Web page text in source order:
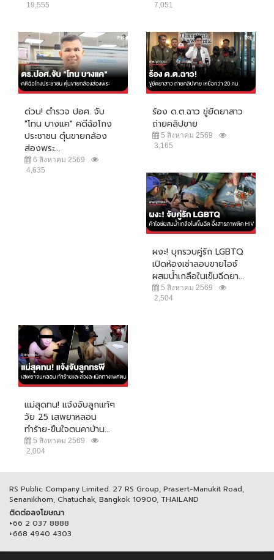
19,555
7,051
ด่วน! ตำรวจ ปอศ. จับ
"โทน บางแค" คดีฉ้อโกง
ประชาชน ตุ๋นขายกล้อง
ส่องพระ...
6 สิงหาคม 2569
4,635
ร้อง ด.ต.ฉาว ขู่ยัดยาสาว
ถ่ายคลิปขาย
5 สิงหาคม 2569
3,165
ผงะ! บุกรวบคู่รัก LGBTQ
เปิดห้องเช่าลอบขายไอซ์
ผสมน้ำเกลือในเข็มฉีดยา...
5 สิงหาคม 2569
2,504
แม่สุดทน! แจ้งจับลูกแท้ๆ
วัย 25 เสพยาหลอน
ทำร้าย-ขืนใจตนคาบ้าน...
5 สิงหาคม 2569
2,004
RS Public Company Limited. 27 RS Group, Prasert-Manukit Road,
Senanikhom, Chatuchak, Bangkok 10900, THAILAND
ติดต่อลงโฆษณา
+66 2 037 8888
+668 4940 4303